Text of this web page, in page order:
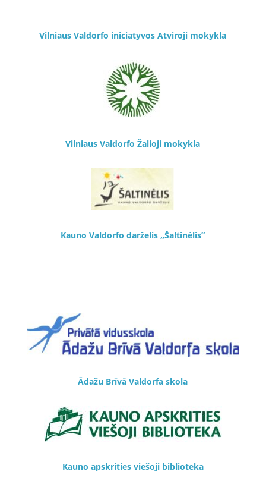
Vilniaus Valdorfo iniciatyvos Atviroji mokykla
Vilniaus Valdorfo Žalioji mokykla
Kauno Valdorfo darželis „Šaltinėlis”
Ādažu Brīvā Valdorfa skola
Kauno apskrities viešoji biblioteka